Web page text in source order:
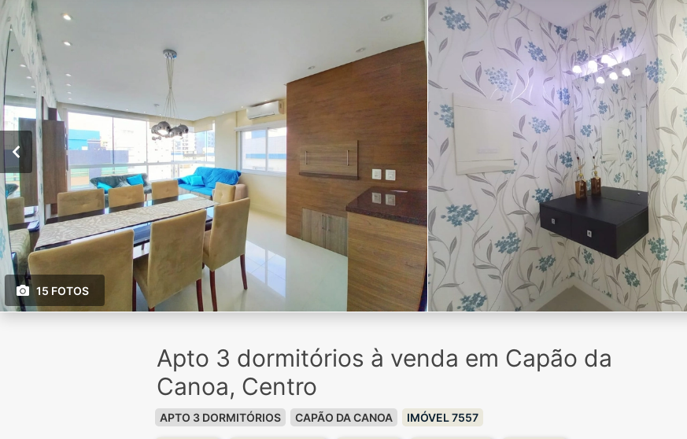
15 FOTOS
Apto 3 dormitórios à venda em Capão da
Canoa, Centro
APTO 3 DORMITÓRIOS CAPÃO DA CANOA IMÓVEL 7557